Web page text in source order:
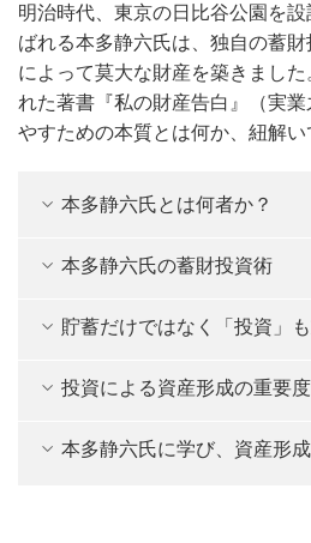
明治時代、東京の日比谷公園を
ばれる本多静六氏は、独自の蓄
によって莫大な財産を築きまし
れた著書『私の財産告白』（実
やすための本質とは何か、紐解い
本多静六氏とは何者か？
本多静六氏の蓄財投資術
貯蓄だけではなく「投資」
投資による資産形成の重要
本多静六氏に学び、資産形